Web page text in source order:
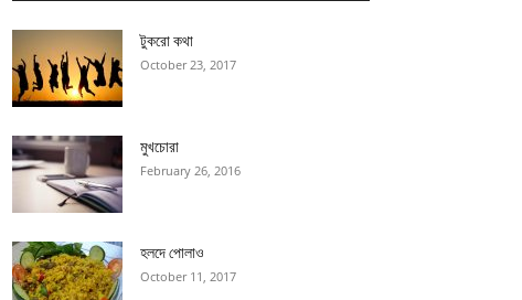
টুকরো কথা
October 23, 2017
মুখচোরা
February 26, 2016
হলদে পোলাও
October 11, 2017